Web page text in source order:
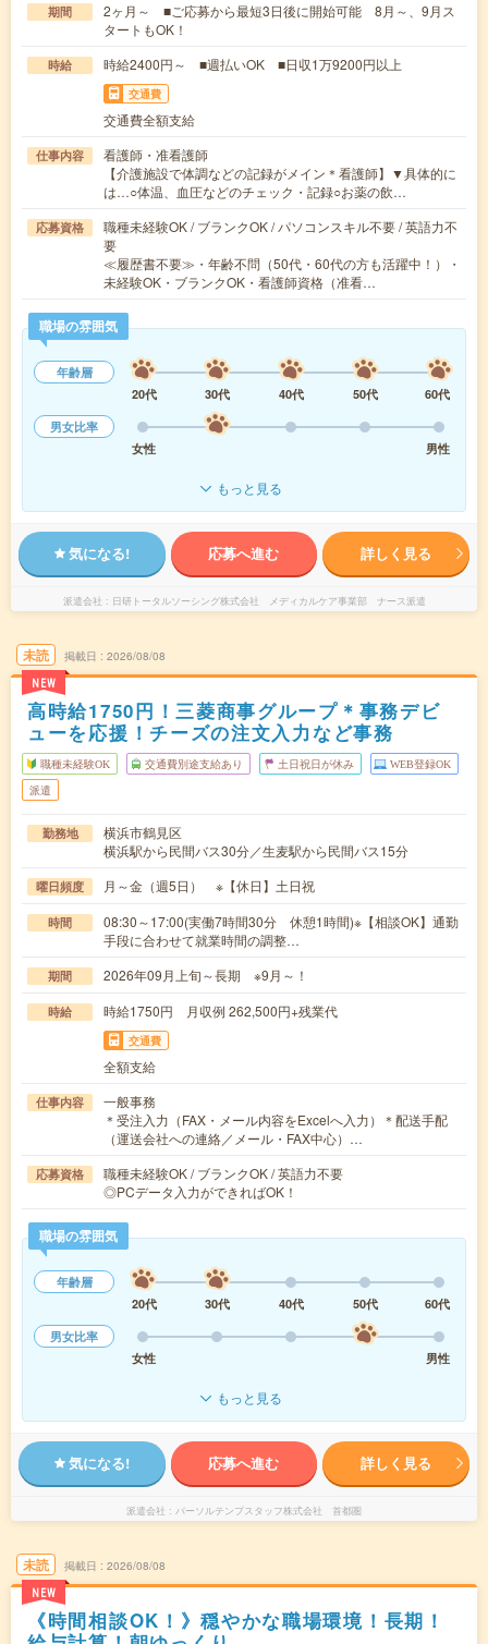
期間
2ヶ月～ ■ご応募から最短3日後に開始可能 8月～、9月ス
タートもOK！
時給 時給2400円～ ■週払いOK ■日収1万9200円以上
交通費
交通費全額支給
仕事内容
看護師・准看護師
【介護施設で体調などの記録がメイン＊看護師】▼具体的に
は…○体温、血圧などのチェック・記録○お薬の飲…
応募資格
職種未経験OK / ブランクOK / パソコンスキル不要 / 英語力不
要
≪履歴書不要≫・年齢不問（50代・60代の方も活躍中！）・
未経験OK・ブランクOK・看護師資格（准看…
職場の雰囲気
年齢層
20代
30代 40代 50代
60代
男女比率
女性
男性
もっと見る
気になる! 応募へ進む 詳しく見る
派遣会社 日研トータルソーシング株式会社 メディカルケア事業部 ナース派遣
未読
NEW
掲載日 2026/08/08
高時給1750円！三菱商事グループ＊事務デビ
ューを応援！チーズの注文入力など事務
職種未経験OK 交通費別途支給あり 土日祝日が休み WEB登録OK
派遣
勤務地
横浜市鶴見区
横浜駅から民間バス30分／生麦駅から民間バス15分
曜日頻度 月～金（週5日） ※【休日】土日祝
時間
08:30～17:00(実働7時間30分 休憩1時間)※【相談OK】通勤
手段に合わせて就業時間の調整…
期間 2026年09月上旬～長期 ※9月～！
時給 時給1750円 月収例 262,500円+残業代
交通費
全額支給
仕事内容
一般事務
＊受注入力（FAX・メール内容をExcelへ入力）＊配送手配
（運送会社への連絡／メール・FAX中心）…
応募資格
職種未経験OK / ブランクOK / 英語力不要
◎PCデータ入力ができればOK！
職場の雰囲気
年齢層
20代
30代 40代 50代
60代
男女比率
女性
男性
もっと見る
気になる! 応募へ進む 詳しく見る
派遣会社 パーソルテンプスタッフ株式会社 首都圏
未読
NEW
掲載日 2026/08/08
《時間相談OK！》穏やかな職場環境！長期！